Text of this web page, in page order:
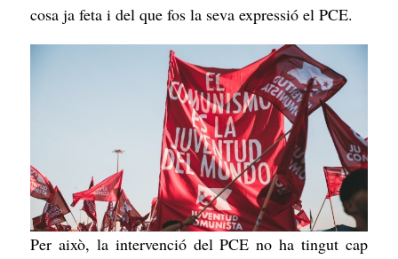
cosa ja feta i del que fos la seva expressió el PCE.
Per això, la intervenció del PCE no ha tingut cap